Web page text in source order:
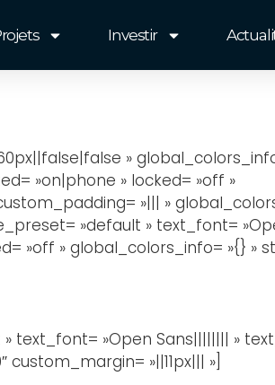
Investir
»
»on|phone » locked= »off »
»||| »
»default » text_font=
»off » global_colors_info= »{} »
»Open Sans|||||||| »
»||11px||| »]